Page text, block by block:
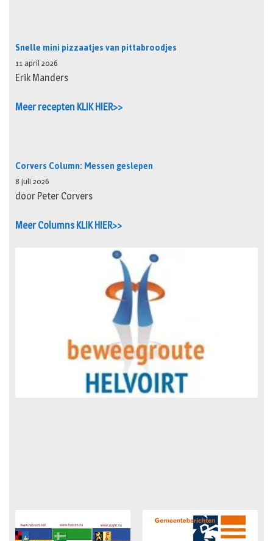
Snelle mini pizzaatjes van pittabroodjes
11 april 2026
Erik Manders
Meer recepten KLIK HIER>>
Corvers Column: Messen geslepen
8 juli 2026
door Peter Corvers
Meer Columns KLIK HIER>>